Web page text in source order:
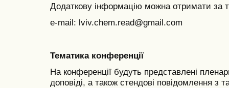
Додаткову інформацію можна отримати за
e-mail: lviv.chem.read@gmail.com
Тематика конференції
На конференції будуть представлені
доповіді, а також стендові повідомлення з